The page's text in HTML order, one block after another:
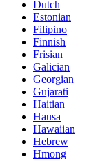
Dutch
Estonian
Filipino
Finnish
Frisian
Galician
Georgian
Gujarati
Haitian
Hausa
Hawaiian
Hebrew
Hmong